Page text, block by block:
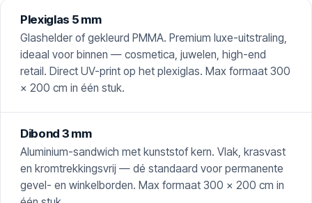
Plexiglas 5 mm
Glashelder of gekleurd PMMA. Premium luxe-uitstraling,
ideaal voor binnen — cosmetica, juwelen, high-end
retail. Direct UV-print op het plexiglas. Max formaat 300
× 200 cm in één stuk.
Dibond 3 mm
Aluminium-sandwich met kunststof kern. Vlak, krasvast
en kromtrekkingsvrij — dé standaard voor permanente
gevel- en winkelborden. Max formaat 300 × 200 cm in